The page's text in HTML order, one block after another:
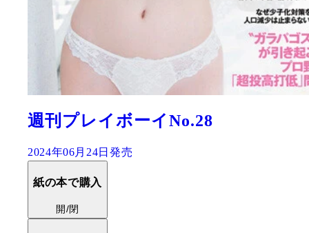
週刊プレイボーイNo.28
2024年06月24日発売
紙の本で購入
開/閉